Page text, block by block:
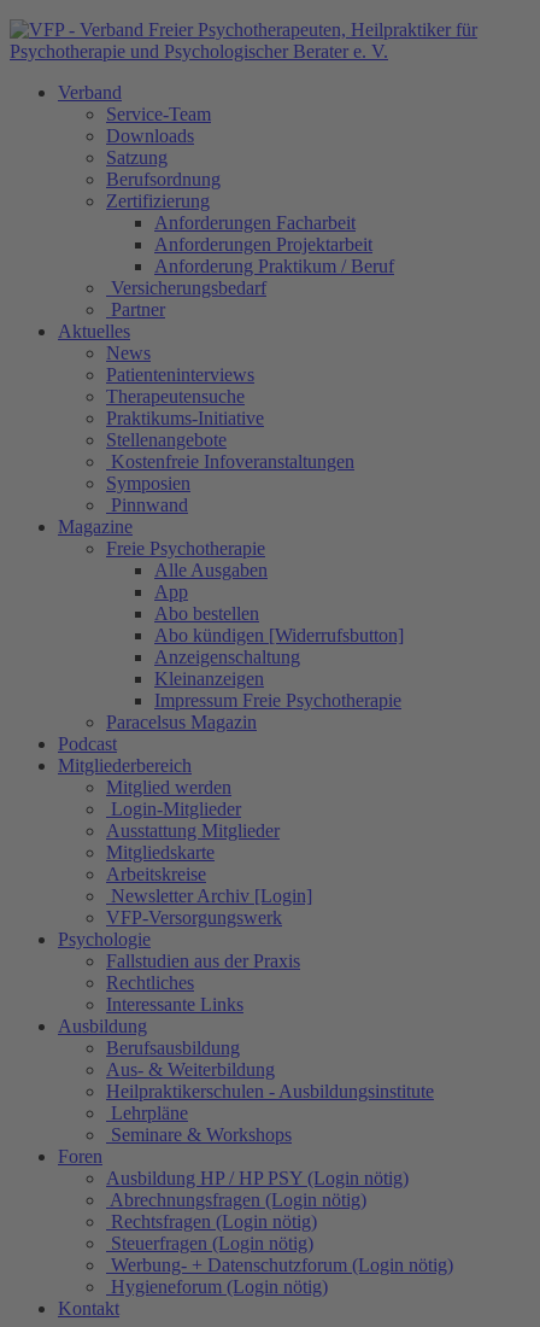
Verband
Service-Team
Downloads
Satzung
Berufsordnung
Zertifizierung
Anforderungen Facharbeit
Anforderungen Projektarbeit
Anforderung Praktikum / Beruf
Versicherungsbedarf
Partner
Aktuelles
News
Patienteninterviews
Therapeutensuche
Praktikums-Initiative
Stellenangebote
Kostenfreie Infoveranstaltungen
Symposien
Pinnwand
Magazine
Freie Psychotherapie
Alle Ausgaben
App
Abo bestellen
Abo kündigen [Widerrufsbutton]
Anzeigenschaltung
Kleinanzeigen
Impressum Freie Psychotherapie
Paracelsus Magazin
Podcast
Mitgliederbereich
Mitglied werden
Login-Mitglieder
Ausstattung Mitglieder
Mitgliedskarte
Arbeitskreise
Newsletter Archiv [Login]
VFP-Versorgungswerk
Psychologie
Fallstudien aus der Praxis
Rechtliches
Interessante Links
Ausbildung
Berufsausbildung
Aus- & Weiterbildung
Heilpraktikerschulen - Ausbildungsinstitute
Lehrpläne
Seminare & Workshops
Foren
Ausbildung HP / HP PSY (Login nötig)
Abrechnungsfragen (Login nötig)
Rechtsfragen (Login nötig)
Steuerfragen (Login nötig)
Werbung- + Datenschutzforum (Login nötig)
Hygieneforum (Login nötig)
Kontakt